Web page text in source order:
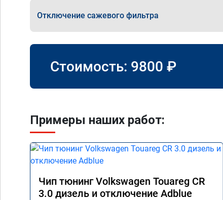
Отключение сажевого фильтра
Стоимость: 9800 ₽
Примеры наших работ:
Чип тюнинг Volkswagen Touareg CR
3.0 дизель и отключение Adblue